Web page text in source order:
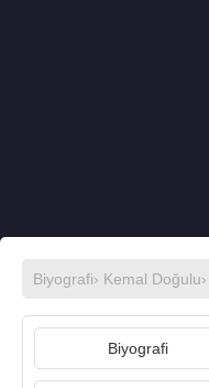
Biyografi› Kemal Doğulu›
Biyografi